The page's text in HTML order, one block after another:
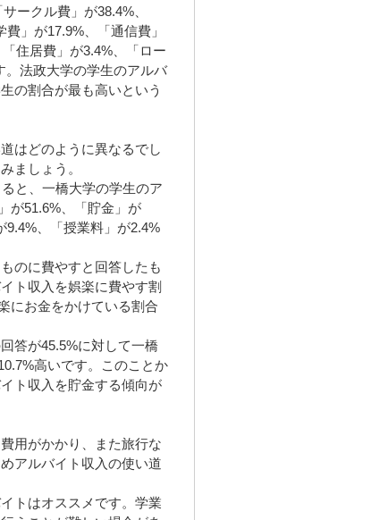
ークル費」が38.4%、
」が17.9%、「通信費」
住居費」が3.4%、「ロー
。法政大学の学生のアルバ
の割合が最も高いという
はどのように異なるでし
ましょう。
と、一橋大学の学生のア
が51.6%、「貯金」が
9.4%、「授業料」が2.4%
のに費やすと回答したも
ト収入を娯楽に費やす割
にお金をかけている割合
答が45.5%に対して一橋
高いです。このことか
ト収入を貯金する傾向が
用がかかり、また旅行な
アルバイト収入の使い道
トはオススメです。学業